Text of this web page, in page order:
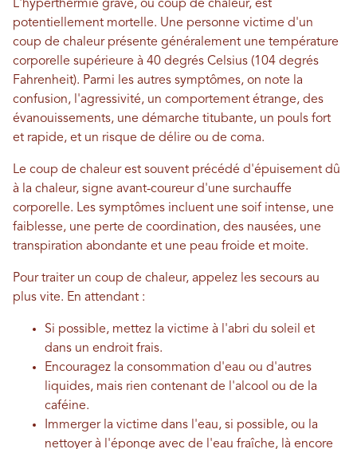
L'hyperthermie grave, ou coup de chaleur, est
potentiellement mortelle. Une personne victime d'un
coup de chaleur présente généralement une température
corporelle supérieure à 40 degrés Celsius (104 degrés
Fahrenheit). Parmi les autres symptômes, on note la
confusion, l'agressivité, un comportement étrange, des
évanouissements, une démarche titubante, un pouls fort
et rapide, et un risque de délire ou de coma.
Le coup de chaleur est souvent précédé d'épuisement dû
à la chaleur, signe avant-coureur d'une surchauffe
corporelle. Les symptômes incluent une soif intense, une
faiblesse, une perte de coordination, des nausées, une
transpiration abondante et une peau froide et moite.
Pour traiter un coup de chaleur, appelez les secours au
plus vite. En attendant :
Si possible, mettez la victime à l'abri du soleil et
dans un endroit frais.
Encouragez la consommation d'eau ou d'autres
liquides, mais rien contenant de l'alcool ou de la
caféine.
Immerger la victime dans l'eau, si possible, ou la
nettoyer à l'éponge avec de l'eau fraîche, là encore